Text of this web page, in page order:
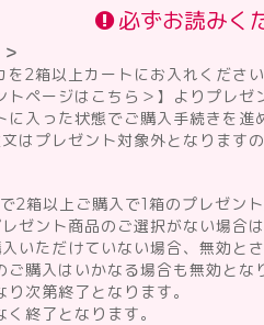
必ずお読みく
2箱以上カートにお入れください
ページはこちら＞】よりプレゼ
入った状態でご購入手続きを進
はプレゼント対象外となりますの
2箱以上ご購入で1箱のプレゼント
ゼント商品のご選択がない場合
いただけていない場合、無効と
購入はいかなる場合も無効とな
次第終了となります。
終了となります。